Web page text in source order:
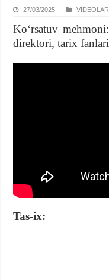
27/03/2025 VIDЕOLAR
Koʻrsatuv
direktori, tarix
Tas-ix: